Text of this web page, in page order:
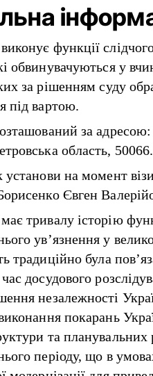
функції
обвинувачуються у
за рішенням суду
під вартою.
за
область, 50066.
установи на момент
Євген
тривалу історію
ув’язнення у
традиційно була
досудового
незалежності
покарань
та
періоду, що в